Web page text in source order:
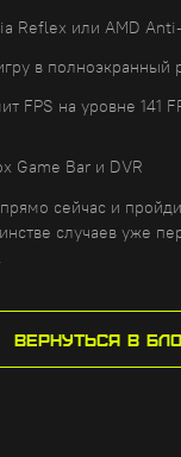
Reflex или AMD
в
FPS на уровне 141
Game Bar и DVR
сейчас и
случаев уже
ВЕРНУТЬСЯ В